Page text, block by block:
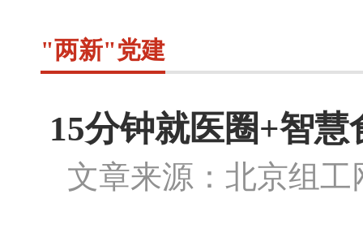
"两新"党建
15分钟就医圈+智
文章来源：北京